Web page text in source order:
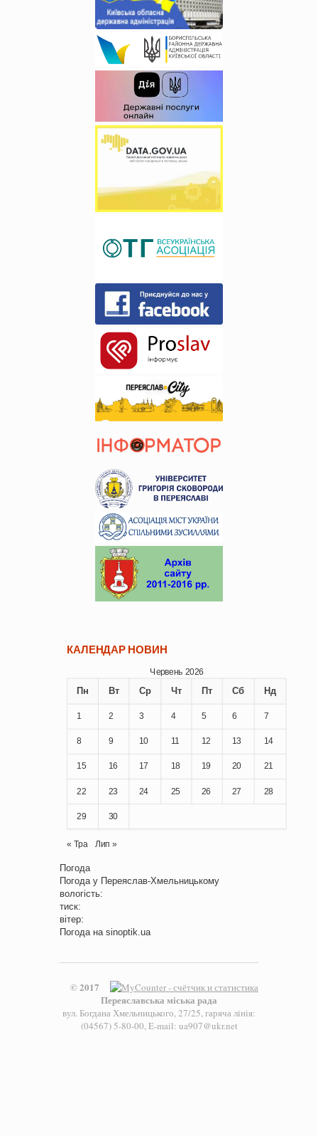
КАЛЕНДАР НОВИН
Червень 2026
Пн Вт Ср Чт Пт Сб Нд
1 2 3 4 5 6 7
8 9 10 11 12 13 14
15 16 17 18 19 20 21
22 23 24 25 26 27 28
29 30
« Тра Лип »
Погода
Погода у Переяслав-Хмельницькому
вологість:
тиск:
вітер:
Погода на sinoptik.ua
© 2017
Переяславська міська рада
вул. Богдана Хмельницького, 27/25, гаряча лінія:
(04567) 5-80-00, E-mail: ua907@ukr.net